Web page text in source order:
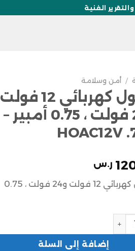
الفنية
/ أمن وسلامة
محول كهربائي 12 فولت
و24 فولت ، 0.75 أمبير –
HOAC12V
ر.س
محول كهربائي 12 فولت و24 فولت ، 0.75
إضافة إلى السلة